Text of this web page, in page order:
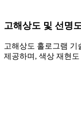
고해상도 및 선명
고해상도 홀로그램 기
제공하며, 색상 재현